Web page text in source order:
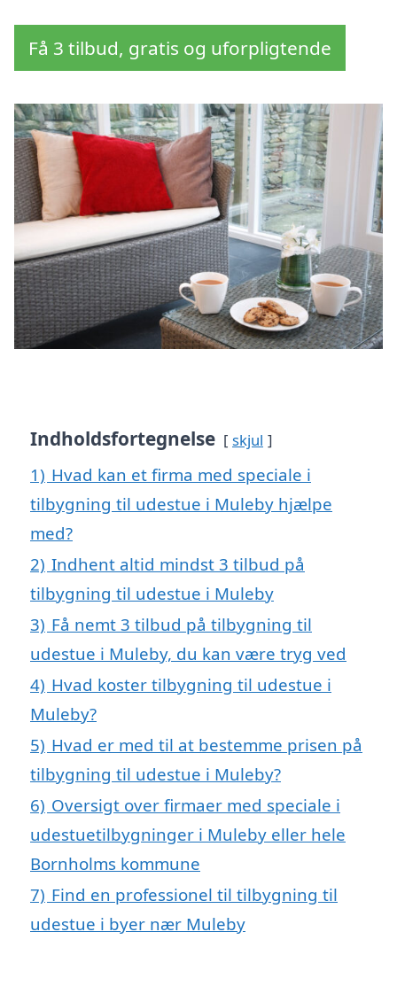
Få 3 tilbud, gratis og uforpligtende
Indholdsfortegnelse skjul
1) Hvad kan et firma med speciale i
tilbygning til udestue i Muleby hjælpe
med?
2) Indhent altid mindst 3 tilbud på
tilbygning til udestue i Muleby
3) Få nemt 3 tilbud på tilbygning til
udestue i Muleby, du kan være tryg ved
4) Hvad koster tilbygning til udestue i
Muleby?
5) Hvad er med til at bestemme prisen på
tilbygning til udestue i Muleby?
6) Oversigt over firmaer med speciale i
udestuetilbygninger i Muleby eller hele
Bornholms kommune
7) Find en professionel til tilbygning til
udestue i byer nær Muleby